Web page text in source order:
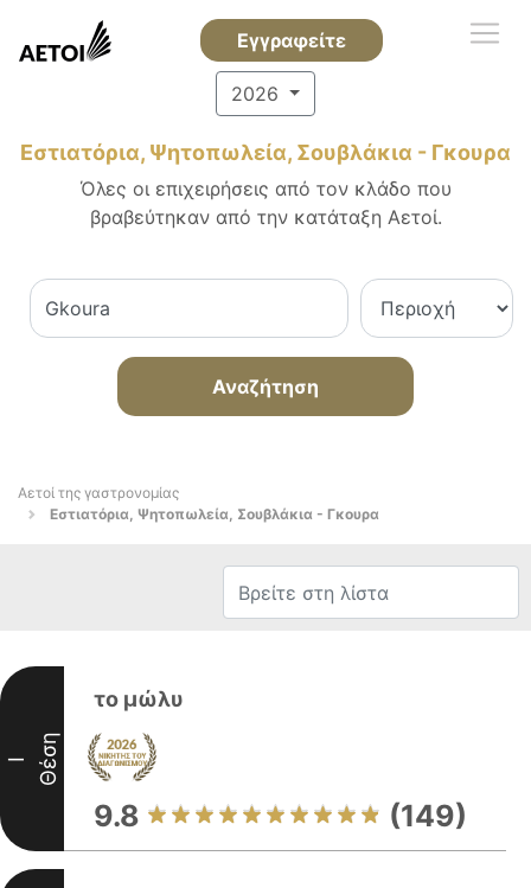
Εγγραφείτε
2026
Εστιατόρια, Ψητοπωλεία, Σουβλάκια - Γκουρα
Όλες οι επιχειρήσεις από τον κλάδο που
βραβεύτηκαν από την κατάταξη Αετοί.
Αναζήτηση
Αετοί της γαστρονομίας
Εστιατόρια, Ψητοπωλεία, Σουβλάκια - Γκουρα
I Θέση
το μώλυ
9.8 (149)